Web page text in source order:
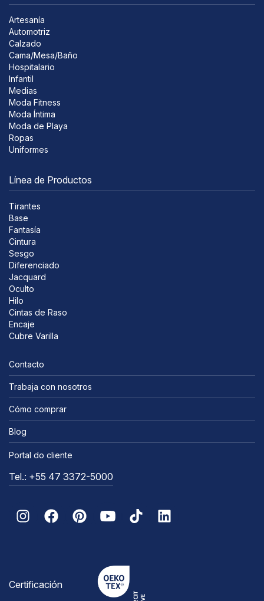
Artesanía
Automotriz
Calzado
Cama/Mesa/Baño
Hospitalario
Infantil
Medias
Moda Fitness
Moda Íntima
Moda de Playa
Ropas
Uniformes
Línea de Productos
Tirantes
Base
Fantasía
Cintura
Sesgo
Diferenciado
Jacquard
Oculto
Hilo
Cintas de Raso
Encaje
Cubre Varilla
Contacto
Trabaja con nosotros
Cómo comprar
Blog
Portal do cliente
Tel.: +55 47 3372-5000
Certificación